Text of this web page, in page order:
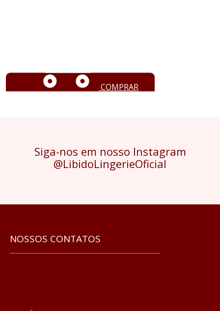
COMPRAR
Siga-nos em nosso Instagram
@LibidoLingerieOficial
NOSSOS CONTATOS